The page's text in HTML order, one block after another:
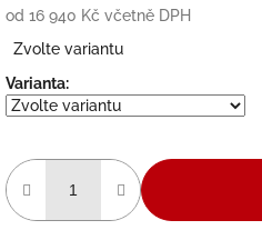
od 16 940 Kč včetně DPH
cena:
Zvolte variantu
Varianta: